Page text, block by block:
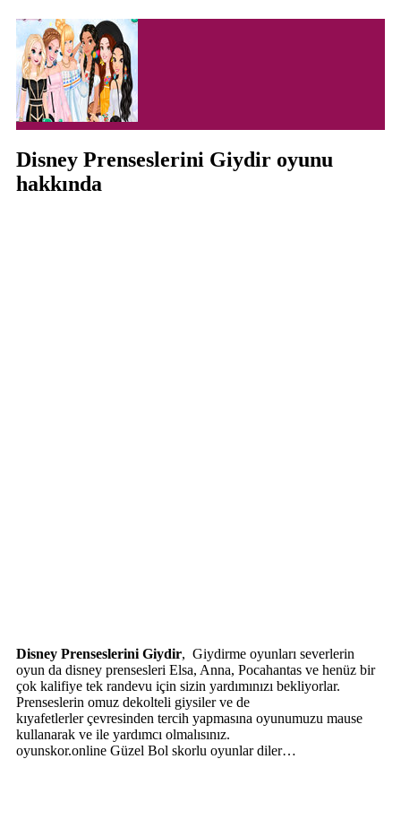
Disney Prenseslerini Giydir oyunu
hakkında
Disney Prenseslerini Giydir, Giydirme oyunları severlerin
oyun da disney prensesleri Elsa, Anna, Pocahantas ve henüz bir
çok kalifiye tek randevu için sizin yardımınızı bekliyorlar.
Prenseslerin omuz dekolteli giysiler ve de
kıyafetlerler çevresinden tercih yapmasına oyunumuzu mause
kullanarak ve ile yardımcı olmalısınız.
oyunskor.online Güzel Bol skorlu oyunlar diler…